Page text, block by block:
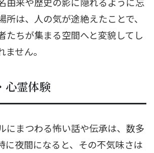
所は、人の気が途絶えたことで、
たちが集まる空間へと変貌してし
せん。
心霊体験
にまつわる怖い話や伝承は、数多
に夜間になると、その不気味さは